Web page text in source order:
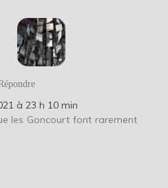
à 23 h 10 min
les Goncourt font rarement